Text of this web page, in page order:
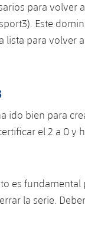
para volver
Este
lista para volver
ido bien para
el 2 a 0 y
es fundamental
la serie.